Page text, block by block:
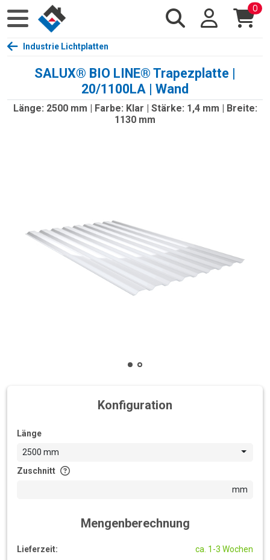
0
Industrie Lichtplatten
SALUX® BIO LINE® Trapezplatte |
20/1100LA | Wand
Länge: 2500 mm | Farbe: Klar | Stärke: 1,4 mm | Breite:
1130 mm
Konfiguration
Länge
2500 mm
Zuschnitt
mm
Mengenberechnung
Lieferzeit: ca. 1-3 Wochen